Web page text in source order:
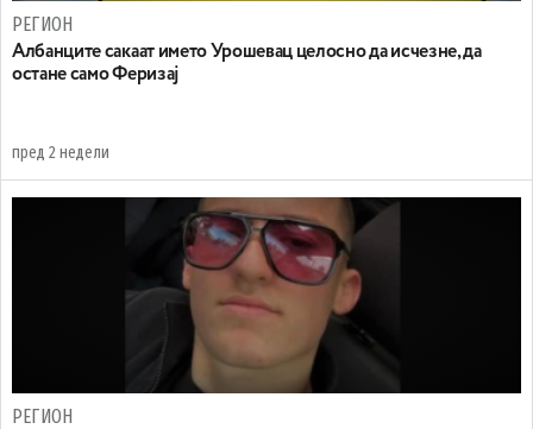
РЕГИОН
Aлбанците сакаат името Урошевац целосно да исчезне, да
остане само Феризај
пред 2 недели
РЕГИОН